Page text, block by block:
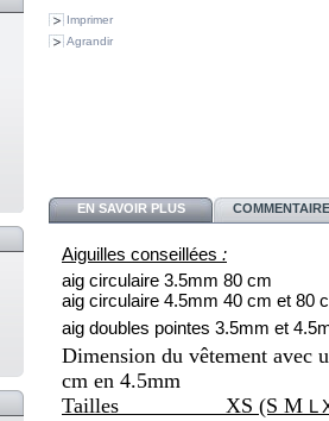
Imprimer
Agrandir
EN SAVOIR PLUS
Aiguilles conseillées :
aig circulaire 3.5mm 80 cm
aig circulaire 4.5mm 40 cm et 80
aig doubles pointes 3.5mm et
Dimension du vêtement avec
cm en 4.5mm
Tailles XS (S M L